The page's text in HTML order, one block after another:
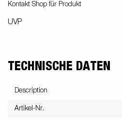
Kontakt Shop für Produkt
UVP
TECHNISCHE DATEN
Description
Artikel-Nr.